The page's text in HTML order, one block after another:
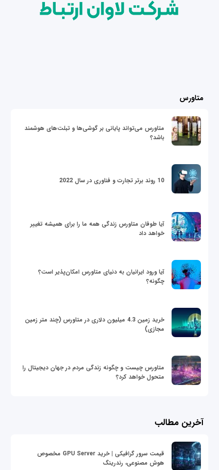
متاورس
متاورس می‌تواند پایانی بر گوشی‌ها و تبلت‌های هوشمند
باشد؟
10 روند برتر تجارت و فناوری در سال 2022
آیا طوفان متاورس زندگی همه ما را برای همیشه تغییر
خواهد داد
آیا ورود ایرانیان به دنیای متاورس امکان‌پذیر است؟
چگونه؟
خرید زمین 4.3 میلیون دلاری در متاورس (چند متر زمین
مجازی)
متاورس چیست و چگونه زندگی مردم در جهان دیجیتال را
متحول خواهد کرد؟
آخرین مطالب
قیمت سرور گرافیکی | خرید GPU Server مخصوص
هوش مصنوعی، رندرینگ